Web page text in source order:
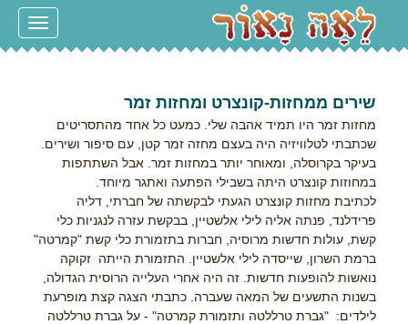
Toggle
שירים ממחזות-קונצרט ומחזות זמר
מחזות זמר היו תמיד אהבה שלי. כמעט כל אחד מהתסריטים
שכתבתי לטלוויזיה היה בעצם מחזה זמר קטן, עם סיפור ושירים.
בעיקר בקרוסלה, ומאוחר יותר במחזות זמר. אבל השתתפות
במחוזות קונצרט היתה בשבילי הפתעה ואתגר מיוחד.
לכתיבת מחזות קונצרט הגעתי לבקשתה של חברתי, דליה
פרידלנד, פנתה אליה לילי אלשטיין, בבקשת עזרה לנגניות כלי
קשת, עולות חדשות מרוסיה, חברות בתזמורת כלי קשת "קמרטה"
ברמת השרון, שייסדה לילי אלשטיין. התזמורת הייתה זקוקה
נואשות להופעות חדשות. זה היה אחרי העלייה הרוסית הגדולה,
בשנות התשעים של המאה שעברה. כתבתי הצגה קצת מופרעת
לילדים: "גברת טרללטה ותזמורת קמרטה" - על גברת טרללטה